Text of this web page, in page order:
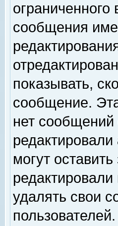
сообщения
показывать,
сообщение.
нет сообщений
могут
удалять свои
пользователей.